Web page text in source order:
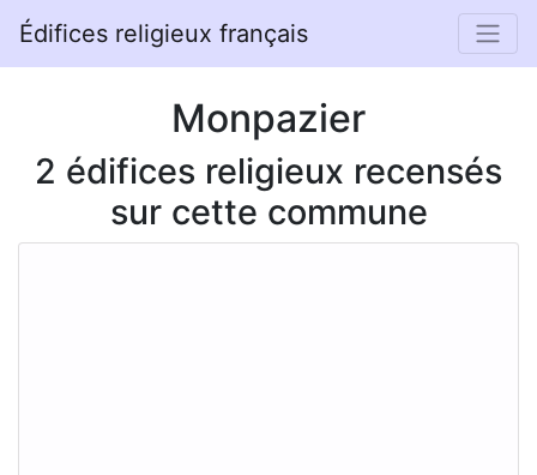
Édifices religieux français
Monpazier
2 édifices religieux recensés
sur cette commune